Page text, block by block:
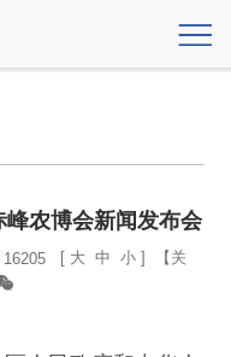
农博会新闻发布会
[ 大 中 小 ]
【关